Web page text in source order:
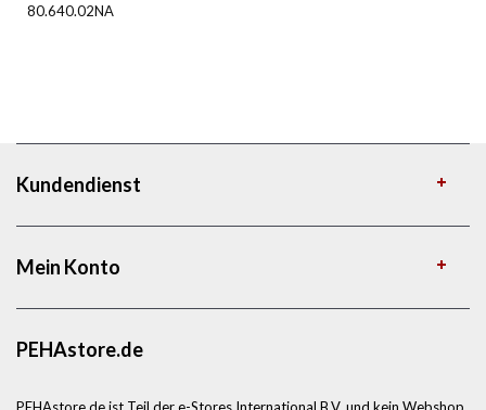
80.640.02NA
Kundendienst
Mein Konto
PEHAstore.de
PEHAstore.de ist Teil der e-Stores International B.V. und kein Webshop